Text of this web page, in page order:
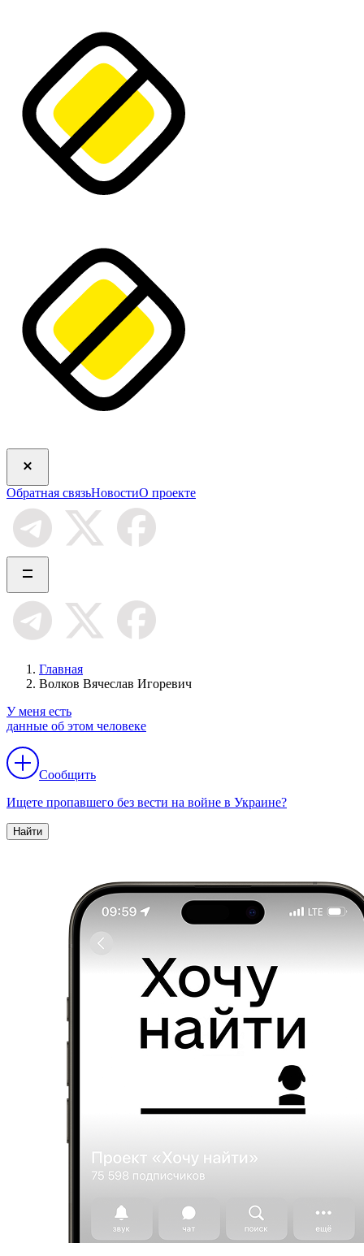
Обратная связьНовостиО проекте
Главная
Волков Вячеслав Игоревич
У меня есть
данные об этом человеке
Сообщить
Ищете пропавшего без вести на войне в Украине?
Найти